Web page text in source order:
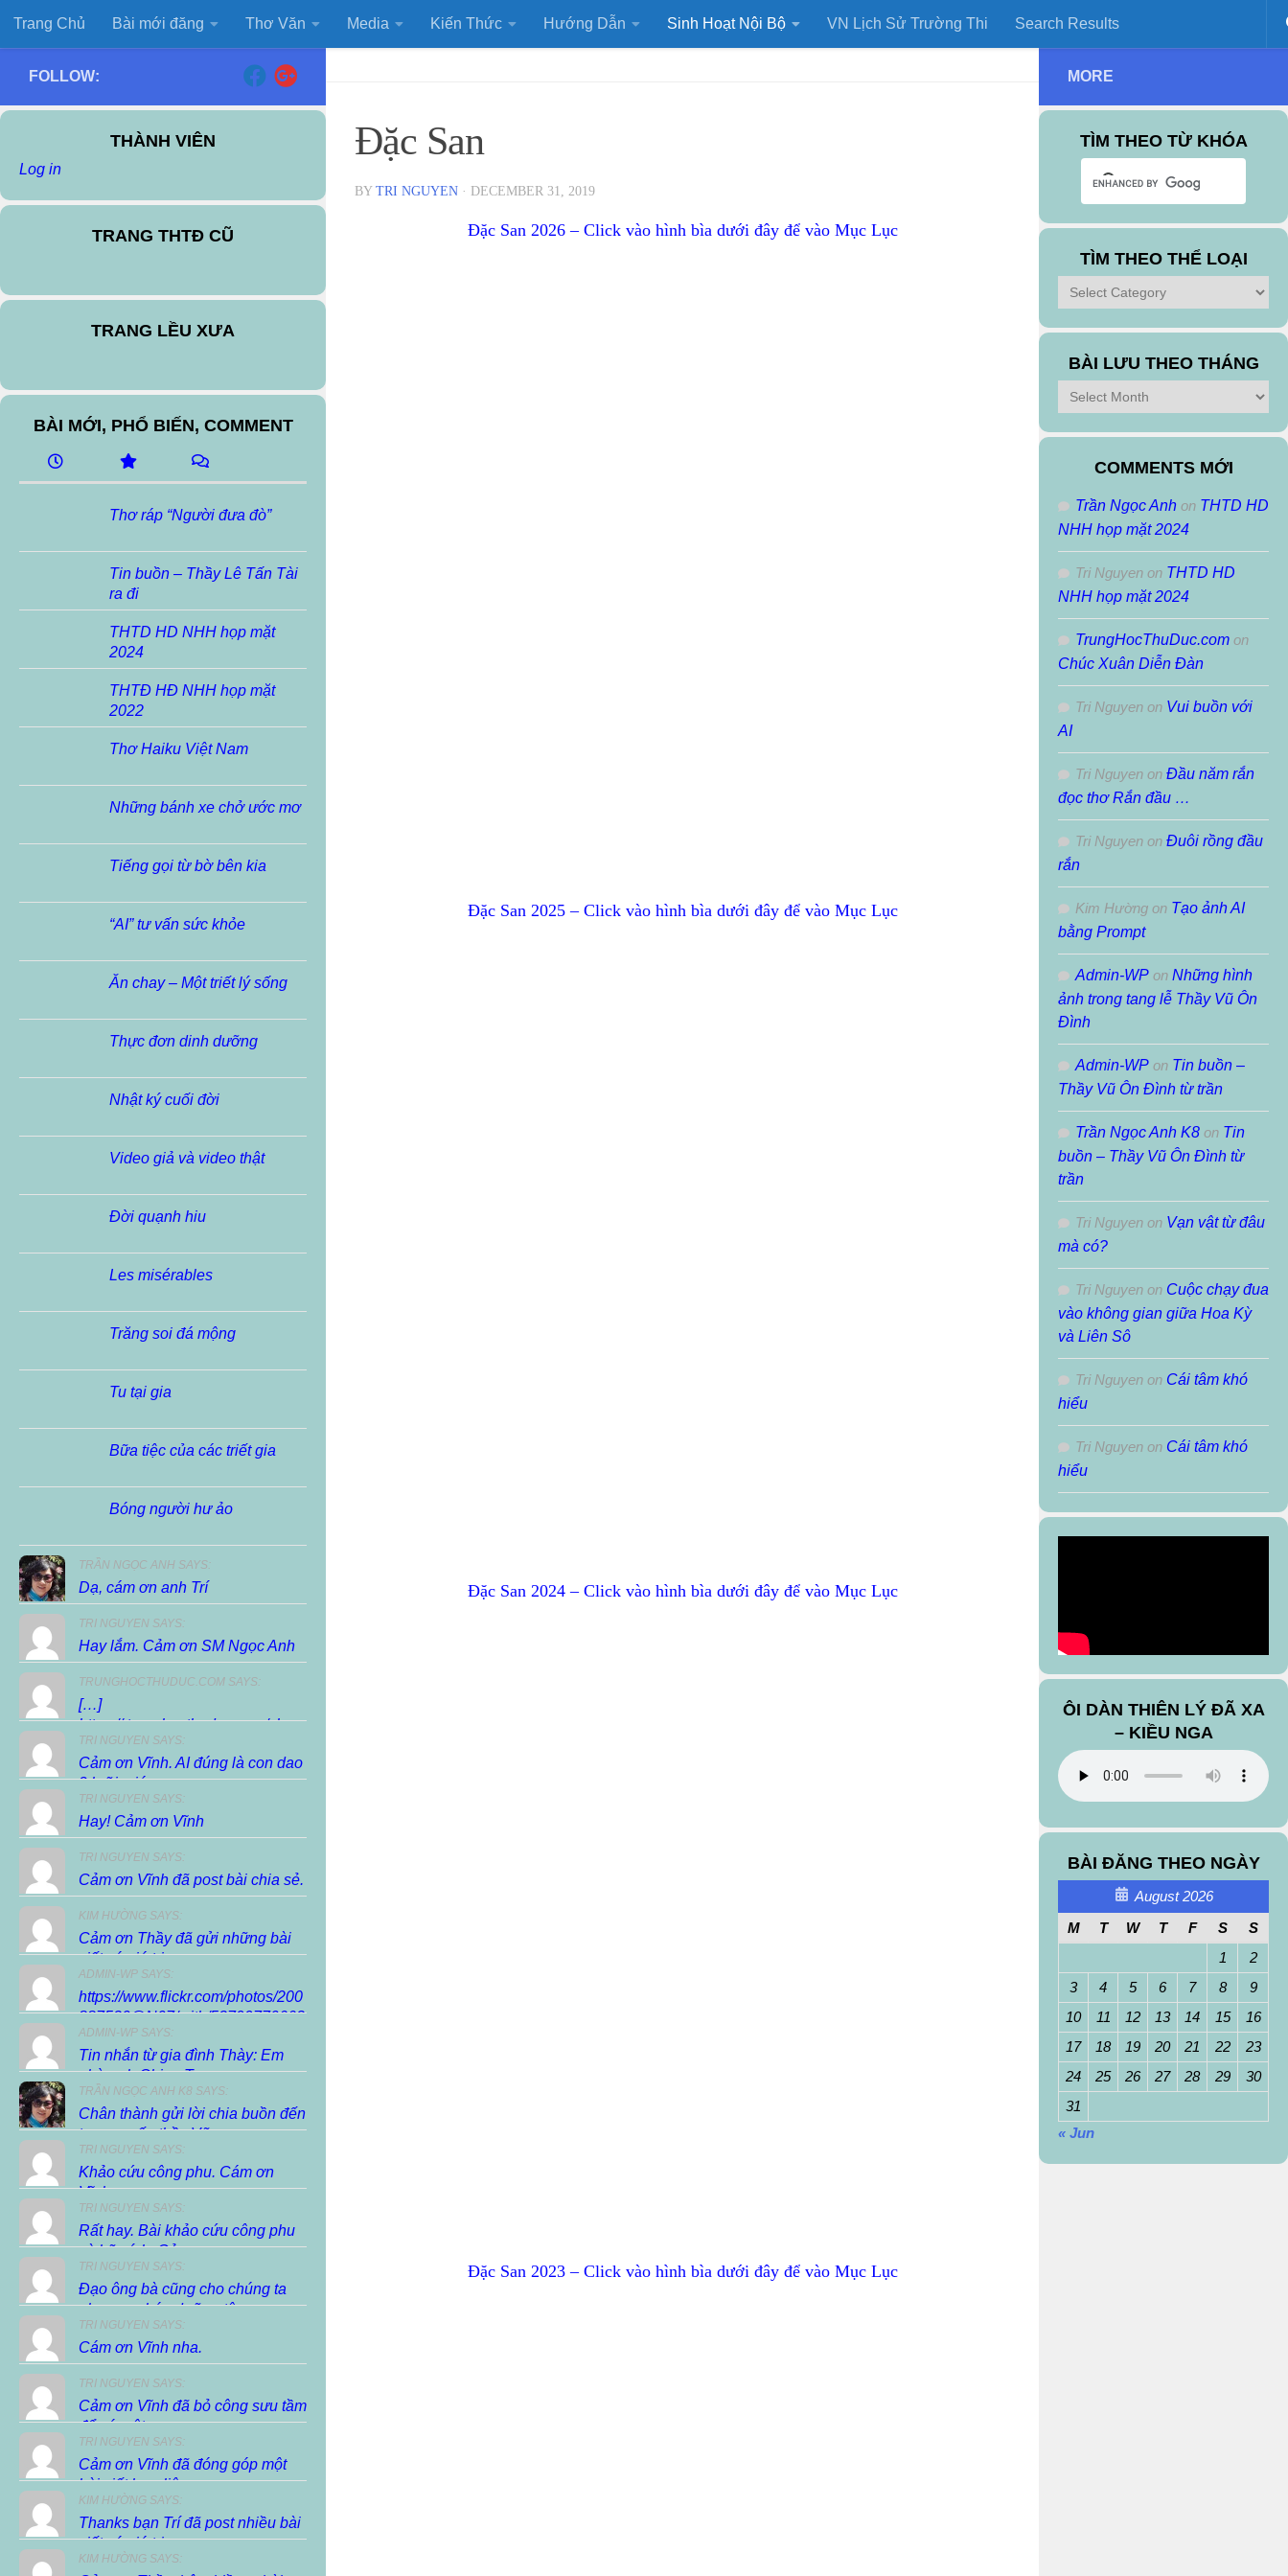
Skip to content
Trang Chủ Bài mới đăng Thơ Văn Media Kiến Thức Hướng Dẫn Sinh Hoạt Nội Bộ VN Lịch Sử Trường Thi Search Results
Đặc San
BY TRI NGUYEN · DECEMBER 31, 2019
Đặc San 2026 – Click vào hình bìa dưới đây để vào Mục Lục
Đặc San 2025 – Click vào hình bìa dưới đây để vào Mục Lục
Đặc San 2024 – Click vào hình bìa dưới đây để vào Mục Lục
Đặc San 2023 – Click vào hình bìa dưới đây để vào Mục Lục
FOLLOW:
THÀNH VIÊN
Log in
TRANG THTĐ CŨ
TRANG LỀU XƯA
BÀI MỚI, PHỔ BIẾN, COMMENT
Thơ ráp “Người đưa đò”
Tin buồn – Thầy Lê Tấn Tài
ra đi
THTD HD NHH họp mặt
2024
THTĐ HĐ NHH họp mặt
2022
Thơ Haiku Việt Nam
Những bánh xe chở ước mơ
Tiếng gọi từ bờ bên kia
“AI” tư vấn sức khỏe
Ăn chay – Một triết lý sống
Thực đơn dinh dưỡng
Nhật ký cuối đời
Video giả và video thật
Đời quạnh hiu
Les misérables
Trăng soi đá mộng
Tu tại gia
Bữa tiệc của các triết gia
Bóng người hư ảo
TRẦN NGỌC ANH SAYS:
Dạ, cám ơn anh Trí
TRI NGUYEN SAYS:
Hay lắm. Cảm ơn SM Ngọc Anh
TRUNGHOCTHUDUC.COM SAYS:
[…]
https://.trunghocthuduc.com/chuc-
xuan-dien-dan/ […]
TRI NGUYEN SAYS:
Cảm ơn Vĩnh. AI đúng là con dao
2 lưỡi, giúp...
TRI NGUYEN SAYS:
Hay! Cảm ơn Vĩnh
TRI NGUYEN SAYS:
Cảm ơn Vĩnh đã post bài chia sẻ.
KIM HƯỜNG SAYS:
Cảm ơn Thầy đã gửi những bài
viết có giá trị...
ADMIN-WP SAYS:
https://www.flickr.com/photos/200
887530@N07/with/53799770663
ADMIN-WP SAYS:
Tin nhắn từ gia đình Thày: Em
nhờ anh Chieu Tran...
TRẦN NGỌC ANH K8 SAYS:
Chân thành gửi lời chia buồn đến
tang quyến thầy Vũ...
TRI NGUYEN SAYS:
Khảo cứu công phu. Cám ơn
Vĩnh.
TRI NGUYEN SAYS:
Rất hay. Bài khảo cứu công phu
và hữu ích. Cảm...
TRI NGUYEN SAYS:
Đạo ông bà cũng cho chúng ta
phương pháp dưỡng tâm,...
TRI NGUYEN SAYS:
Cám ơn Vĩnh nha.
TRI NGUYEN SAYS:
Cảm ơn Vĩnh đã bỏ công sưu tầm
để có một...
TRI NGUYEN SAYS:
Cảm ơn Vĩnh đã đóng góp một
bài viết hay, liên...
KIM HƯỜNG SAYS:
Thanks bạn Trí đã post nhiều bài
viết có giá trị...
KIM HƯỜNG SAYS:
MORE
TÌM THEO TỪ KHÓA
TÌM THEO THỂ LOẠI
Tìm
theo
Thể
Loại
BÀI LƯU THEO THÁNG
Bài
Lưu
Theo
COMMENTS MỚI
Trần Ngọc Anh on THTD HD
NHH họp mặt 2024
Tri Nguyen on THTD HD
NHH họp mặt 2024
TrungHocThuDuc.com on
Chúc Xuân Diễn Đàn
Tri Nguyen on Vui buồn với
AI
Tri Nguyen on Đầu năm rắn
đọc thơ Rắn đầu …
Tri Nguyen on Đuôi rồng đầu
rắn
Kim Hường on Tạo ảnh AI
bằng Prompt
Admin-WP on Những hình
ảnh trong tang lễ Thầy Vũ Ôn
Đình
Admin-WP on Tin buồn –
Thầy Vũ Ôn Đình từ trần
Trần Ngọc Anh K8 on Tin
buồn – Thầy Vũ Ôn Đình từ
trần
Tri Nguyen on Vạn vật từ đâu
mà có?
Tri Nguyen on Cuộc chạy đua
vào không gian giữa Hoa Kỳ
và Liên Sô
Tri Nguyen on Cái tâm khó
hiểu
Tri Nguyen on Cái tâm khó
hiểu
ÔI DÀN THIÊN LÝ ĐÃ XA
– KIỀU NGA
BÀI ĐĂNG THEO NGÀY
August 2026
M
T W T F S
S
1
2
3
4 5 6 7 8
9
10
11 12 13 14 15
16
17
18 19 20 21 22
23
24
25 26 27 28 29
30
31
« Jun